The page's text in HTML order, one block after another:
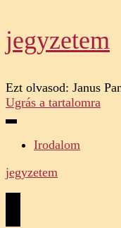
jegyzetem
Ezt olvasod: Janus
Ugrás a tartalomra
Irodalom
jegyzetem